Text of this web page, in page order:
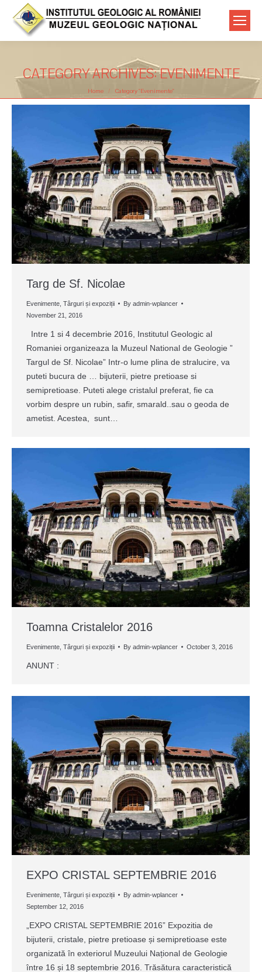
CATEGORY ARCHIVES:EVENIMENTE
You are here:
Home Category "Evenimente"
Targ de Sf. Nicolae
Evenimente Târguri și expoziții By admin-wplancer
November 21, 2016
Intre 1 si 4 decembrie 2016, Institutul Geologic al
Romaniei organizeaza la Muzeul National de Geologie ”
Targul de Sf. Nicolae” Intr-o lume plina de stralucire, va
puteti bucura de … bijuterii, pietre pretioase si
semipretioase. Puteti alege cristalul preferat, fie ca
vorbim despre un rubin, safir, smarald..sau o geoda de
ametist. Acestea, sunt…
Toamna Cristalelor 2016
Evenimente Târguri și expoziții By admin-wplancer October 3, 2016
ANUNT :
EXPO CRISTAL SEPTEMBRIE 2016
Evenimente Târguri și expoziții By admin-wplancer
September 12, 2016
„EXPO CRISTAL SEPTEMBRIE 2016” Expozitia de
bijuterii, cristale, pietre pretioase și semipretioase este
organizată în exteriorul Muzeului Național de Geologie
între 16 și 18 septembrie 2016. Trăsătura caracteristică